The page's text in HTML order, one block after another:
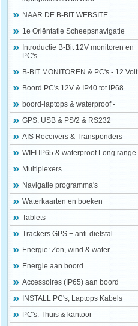
NAAR DE B-BIT WEBSITE
1e Oriëntatie Scheepsnavigatie
Introductie B-Bit 12V monitoren en
PC's
B-BIT MONITOREN & PC's - 12 Volt
Boord PC's 12V & IP40 tot IP68
boord-laptops & waterproof -
GPS: USB & PS/2 & RS232
AIS Receivers & Transponders
WIFI IP65 & waterproof Long range
Multiplexers
Navigatie programma's
Waterkaarten en boeken
Tablets
Trackers GPS + anti-diefstal
Energie: Zon, wind & water
Energie aan boord
Accessoires (IP65) aan boord
INSTALL PC's, Laptops Kabels
PC's: Thuis & kantoor